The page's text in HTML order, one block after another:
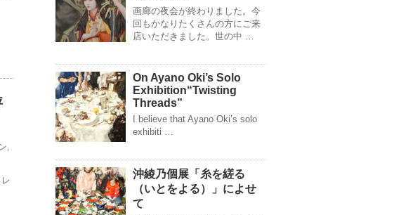
,
画廊の夜会が終わりました。今
回もかなりたくさんの方にご来
店いただきました。世の中 …
On Ayano Oki’s Solo
Exhibition“Twisting
Threads”
I believe that Ayano Oki’s solo
exhibiti …
沖綾乃個展「糸を縒る
（いとをよる）」によせ
て